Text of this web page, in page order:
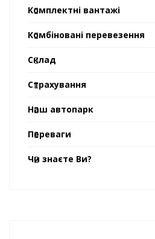
Комплектні вантажі
Комбіновані перевезення
Склад
Страхування
Наш автопарк
Переваги
Чи знаєте Ви?